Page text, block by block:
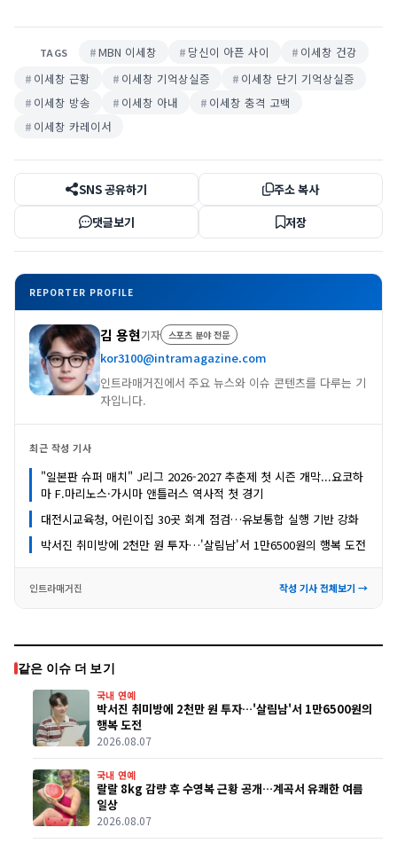
TAGS MBN 이세창 당신이 아픈 사이
이세창 건강
이세창 근황
이세창 기억상실증
이세창 단기 기억상실증
이세창 방송
이세창 아내
이세창 충격 고백
이세창 카레이서
SNS 공유하기
주소 복사
댓글보기
저장
REPORTER PROFILE
김 용현기자 스포츠 분야 전문
kor3100@intramagazine.com
인트라매거진에서 주요 뉴스와 이슈 콘텐츠를 다루는 기
자입니다.
최근 작성 기사
"일본판 슈퍼 매치" J리그 2026-2027 추춘제 첫 시즌 개막...요코하
마 F.마리노스·가시마 앤틀러스 역사적 첫 경기
대전시교육청, 어린이집 30곳 회계 점검…유보통합 실행 기반 강화
박서진 취미방에 2천만 원 투자…'살림남'서 1만6500원의 행복 도전
인트라매거진 작성 기사 전체보기 →
같은 이슈 더 보기
국내 연예
박서진 취미방에 2천만 원 투자…'살림남'서 1만6500원의
행복 도전
2026.08.07
국내 연예
랄랄 8kg 감량 후 수영복 근황 공개…계곡서 유쾌한 여름
일상
2026.08.07